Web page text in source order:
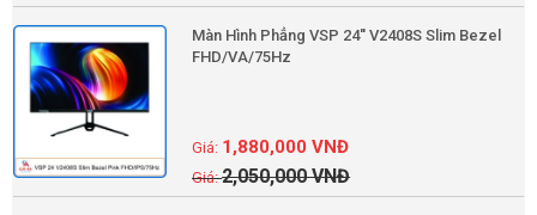
Màn Hình Phẳng VSP 24'' V2408S Slim Bezel
FHD/VA/75Hz
2,050,000VNĐ
1,880,000VNĐ